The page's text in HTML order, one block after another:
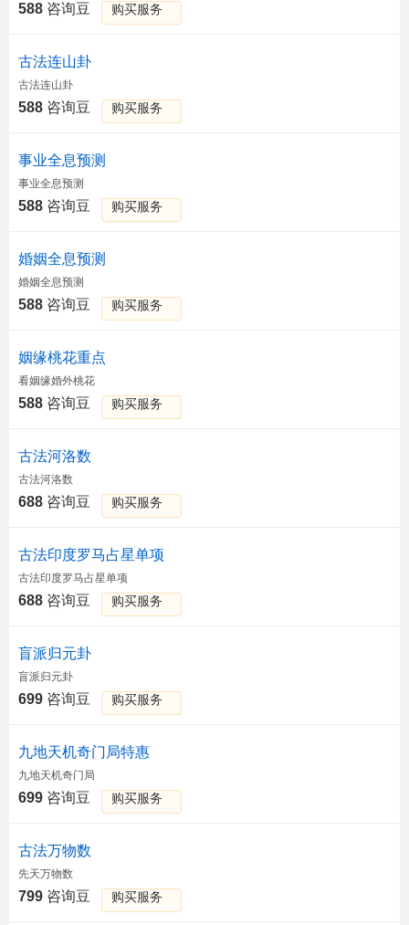
588 咨询豆 购买服务
古法连山卦
古法连山卦
588 咨询豆 购买服务
事业全息预测
事业全息预测
588 咨询豆 购买服务
婚姻全息预测
婚姻全息预测
588 咨询豆 购买服务
姻缘桃花重点
看姻缘婚外桃花
588 咨询豆 购买服务
古法河洛数
古法河洛数
688 咨询豆 购买服务
古法印度罗马占星单项
古法印度罗马占星单项
688 咨询豆 购买服务
盲派归元卦
盲派归元卦
699 咨询豆 购买服务
九地天机奇门局特惠
九地天机奇门局
699 咨询豆 购买服务
古法万物数
先天万物数
799 咨询豆 购买服务